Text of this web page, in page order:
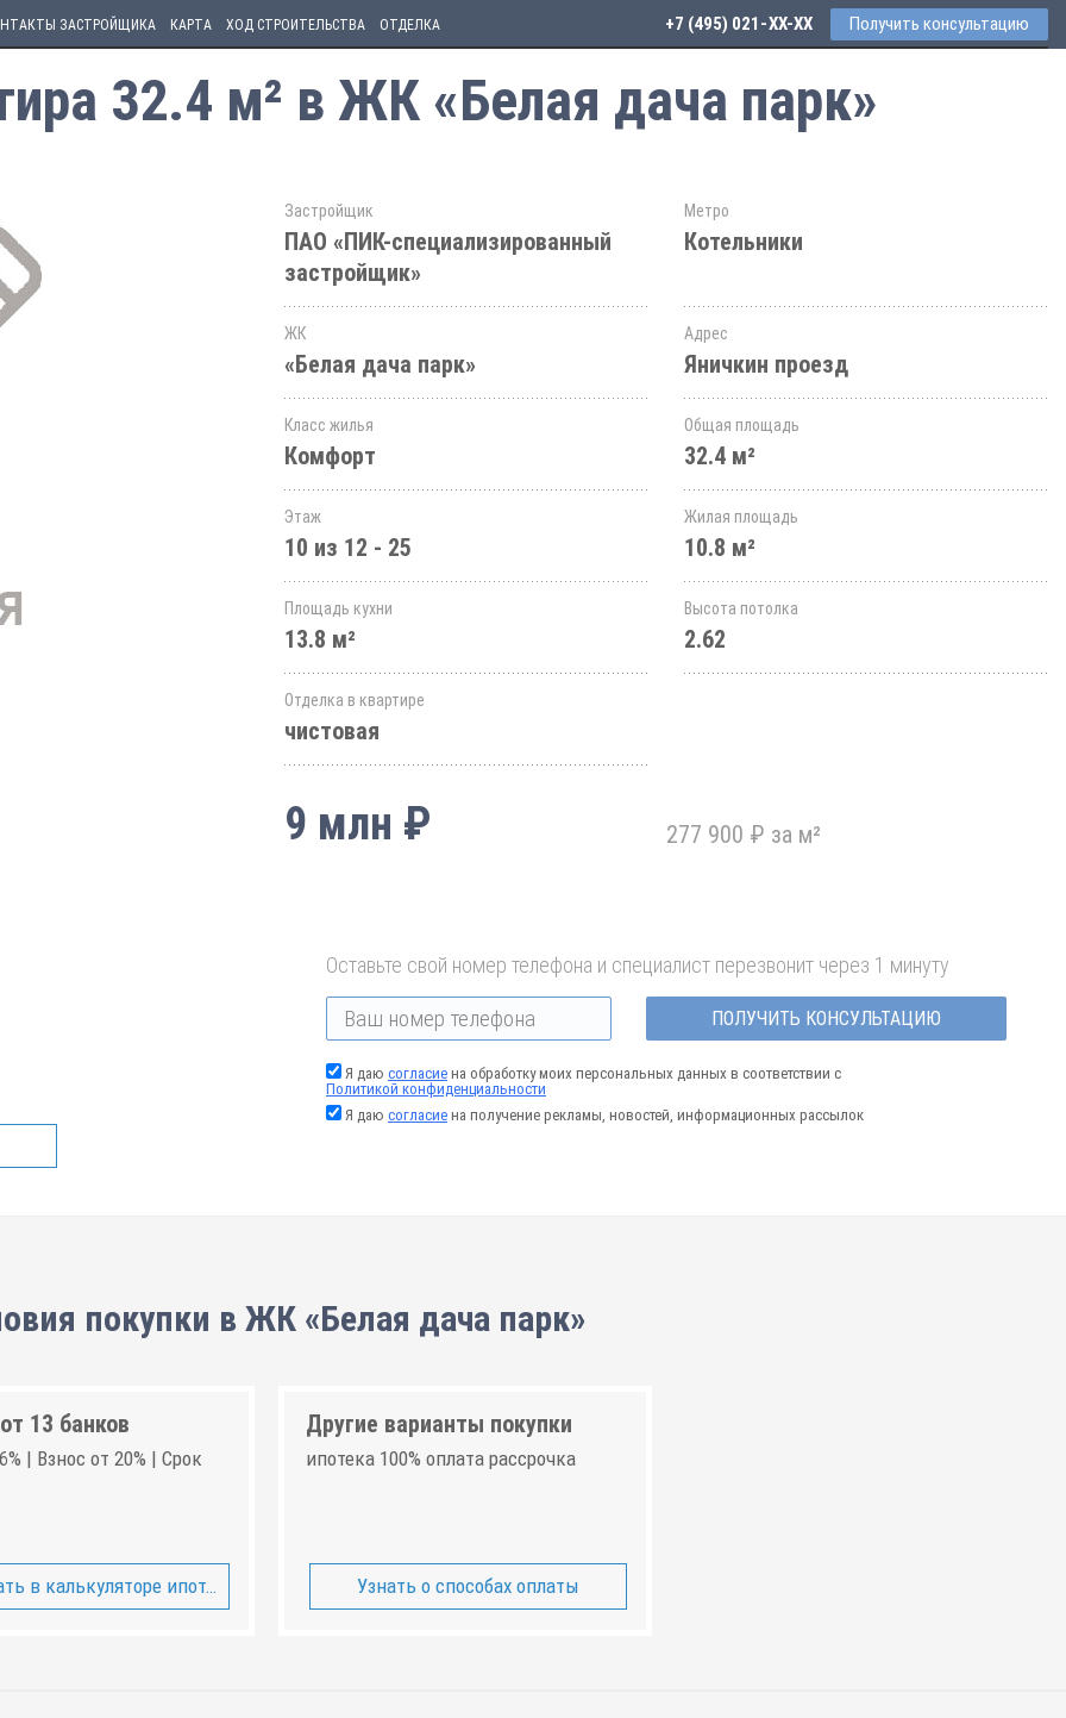
ЗАСТРОЙЩИКА КАРТА ХОД СТРОИТЕЛЬСТВА ОТДЕЛКА +7 (495) 021-41-76 Получить консультацию
32.4 м² в ЖК «Белая дача парк»
Застройщик
ПАО «ПИК-специализированный
застройщик»
Метро
Котельники
ЖК
«Белая дача парк»
Адрес
Яничкин проезд
Класс жилья
Комфорт
Общая площадь
32.4 м²
Этаж
10 из 12 - 25
Жилая площадь
10.8 м²
Площадь кухни
13.8 м²
Высота потолка
2.62
Отделка в квартире
чистовая
9 млн ₽ 277 900 ₽ за м²
Оставьте свой номер телефона и специалист перезвонит через 1 минуту
ПОЛУЧИТЬ КОНСУЛЬТАЦИЮ
Я даю согласие на обработку моих персональных данных в соответствии с
Политикой конфиденциальности
Я даю согласие на получение рекламы, новостей, информационных рассылок
покупки в ЖК «Белая дача парк»
13 банков
| Взнос от 20% | Срок
в калькуляторе ипотеки
Другие варианты покупки
ипотека 100% оплата рассрочка
Узнать о способах оплаты